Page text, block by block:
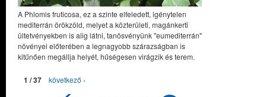
A Phlomis fruticosa, ez a szinte elfeledett, igénytelen
mediterrán örökzöld, melyet a közterületi, magánkerti
ültetvényekben is alig látni, tanösvényünk "eumediterrán"
növényei előterében a legnagyobb szárazságban is
kitűnően megállja helyét, hűségesen virágzik és terem.
1 / 37 következő ›